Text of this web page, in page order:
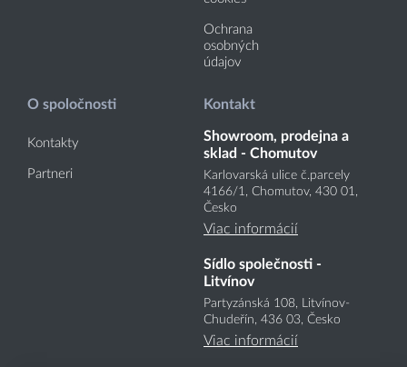
Ochrana
osobných
údajov
O spoločnosti
Kontakty
Partneri
Kontakt
Showroom, prodejna a
sklad - Chomutov
Karlovarská ulice č.parcely
4166/1, Chomutov, 430 01,
Česko
Viac informácií
Sídlo společnosti -
Litvínov
Partyzánská 108, Litvínov-
Chudeřín, 436 03, Česko
Viac informácií